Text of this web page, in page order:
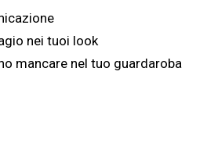
nei tuoi look
mancare nel tuo guardaroba